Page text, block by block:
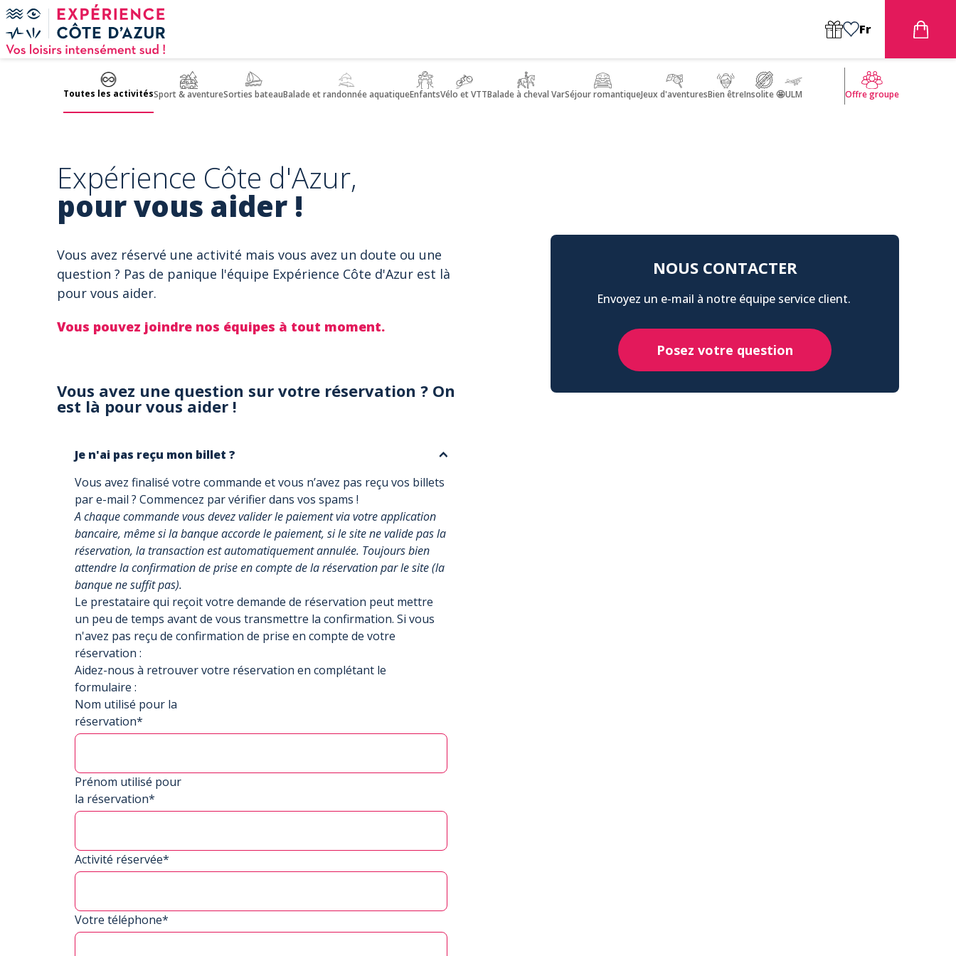
Panneau de gestion des cookies
Fr
Toutes les activitésSport & aventureSorties bateauBalade et randonnée aquatiqueEnfantsVélo et VTTBalade à cheval VarSéjour romantiqueJeux d'aventuresBien êtreInsolite 🤩ULM Offre groupe
Expérience Côte d'Azur,
pour vous aider !
Vous avez réservé une activité mais vous avez un doute ou une
question ? Pas de panique l'équipe Expérience Côte d'Azur est là
pour vous aider.
Vous pouvez joindre nos équipes à tout moment.
Vous avez une question sur votre réservation ? On
est là pour vous aider !
Je n'ai pas reçu mon billet ?
Vous avez finalisé votre commande et vous n’avez pas reçu vos billets
par e-mail ? Commencez par vérifier dans vos spams !
A chaque commande vous devez valider le paiement via votre application
bancaire, même si la banque accorde le paiement, si le site ne valide pas la
réservation, la transaction est automatiquement annulée. Toujours bien
attendre la confirmation de prise en compte de la réservation par le site (la
banque ne suffit pas).
Le prestataire qui reçoit votre demande de réservation peut mettre
un peu de temps avant de vous transmettre la confirmation. Si vous
n'avez pas reçu de confirmation de prise en compte de votre
réservation :
Aidez-nous à retrouver votre réservation en complétant le
formulaire :
Nom utilisé pour la
réservation*
Prénom utilisé pour
la réservation*
Activité réservée*
Votre téléphone*
NOUS CONTACTER
Envoyez un e-mail à notre équipe service client.
Posez votre question